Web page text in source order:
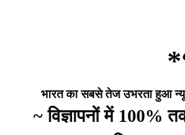
भारत का सबसे तेज उभरता हुआ
~ विज्ञापनों में